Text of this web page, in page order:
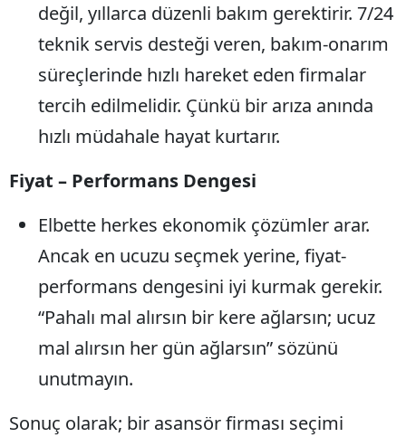
değil, yıllarca düzenli bakım gerektirir. 7/24
teknik servis desteği veren, bakım-onarım
süreçlerinde hızlı hareket eden firmalar
tercih edilmelidir. Çünkü bir arıza anında
hızlı müdahale hayat kurtarır.
Fiyat – Performans Dengesi
Elbette herkes ekonomik çözümler arar.
Ancak en ucuzu seçmek yerine, fiyat-
performans dengesini iyi kurmak gerekir.
“Pahalı mal alırsın bir kere ağlarsın; ucuz
mal alırsın her gün ağlarsın” sözünü
unutmayın.
Sonuç olarak; bir asansör firması seçimi